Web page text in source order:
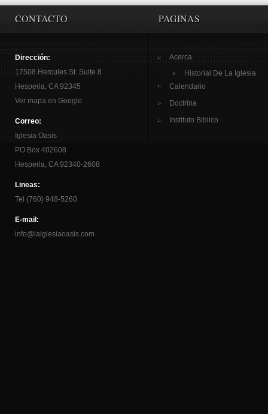
CONTACTO
Dirección:
17508 Hercules St. Suite 8
Hesperia, CA 92345
Ver mapa en Google
Correo:
Iglesia Oasis
PO Box 402608
Hesperia, CA 92340-2608
Lineas:
Tel (760) 948-5260
E-mail:
info@laiglesiaoasis.com
PAGINAS
Acerca
Historial De La Iglesia
Calendario
Doctrina
Instituto Biblico